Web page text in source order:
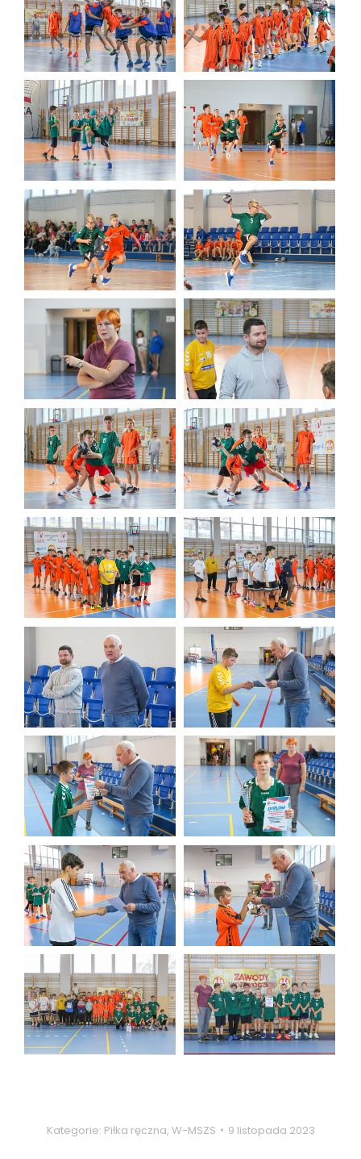
Kategorie: Piłka ręczna, W-MSZS 9 listopada 2023